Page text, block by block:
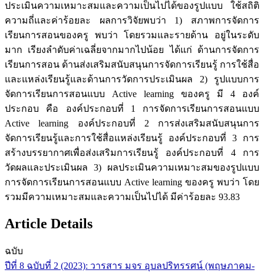
ประเมินความเหมาะสมและความเป็นไปได้ของรูปแบบ ใช้สถิติ
ความถี่และค่าร้อยละ ผลการวิจัยพบว่า 1) สภาพการจัดการ
เรียนการสอนของครู พบว่า โดยรวมและรายด้าน อยู่ในระดับ
มาก เรียงลำดับค่าเฉลี่ยจากมากไปน้อย ได้แก่ ด้านการจัดการ
เรียนการสอน ด้านส่งเสริมสนับสนุนการจัดการเรียนรู้ การใช้สื่อ
และแหล่งเรียนรู้และด้านการวัดการประเมินผล 2) รูปแบบการ
จัดการเรียนการสอนแบบ Active learning ของครู มี 4 องค์
ประกอบ คือ องค์ประกอบที่ 1 การจัดการเรียนการสอนแบบ
Active learning องค์ประกอบที่ 2 การส่งเสริมสนับสนุนการ
จัดการเรียนรู้และการใช้สื่อแหล่งเรียนรู้ องค์ประกอบที่ 3 การ
สร้างบรรยากาศเพื่อส่งเสริมการเรียนรู้ องค์ประกอบที่ 4 การ
วัดผลและประเมินผล 3) ผลประเมินความเหมาะสมของรูปแบบ
การจัดการเรียนการสอนแบบ Active learning ของครู พบว่า โดย
รวมมีความเหมาะสมและความเป็นไปได้ มีค่าร้อยละ 93.83
Article Details
ฉบับ
ปีที่ 8 ฉบับที่ 2 (2023): วารสาร มจร อุบลปริทรรศน์ (พฤษภาคม-